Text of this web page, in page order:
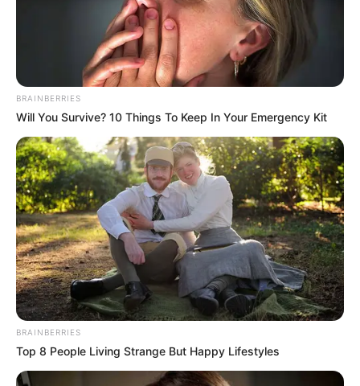
Más de 37.000
estudiantes contarán con
el PAE hasta el último día
escolar en Ibagué
PAE DEL TOLIMA
En Tolima retoman en PAE
durante septiembre: ¿qué
pasará con el resto del
año escolar?
PAE
Tolima reactiva el PAE,
pero advierte grave
desfinanciamiento
nacional
PAE DEL TOLIMA
BRAINBERRIES
Will You Survive? 10 Things To Keep In Your Emergency Kit
BRAINBERRIES
Top 8 People Living Strange But Happy Lifestyles